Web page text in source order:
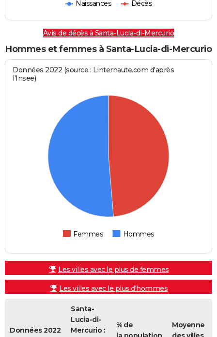
Naissances Décès
Avis de décès à Santa-Lucia-di-Mercurio
Hommes et femmes à Santa-Lucia-di-Mercurio
Données 2022 (source : Linternaute.com d'après
l'Insee)
Femmes Hommes
Les villes avec le plus de femmes
Les villes avec le plus d'hommes
Données 2022
Santa-
Lucia-di-
Mercurio :
% de
Moyenne